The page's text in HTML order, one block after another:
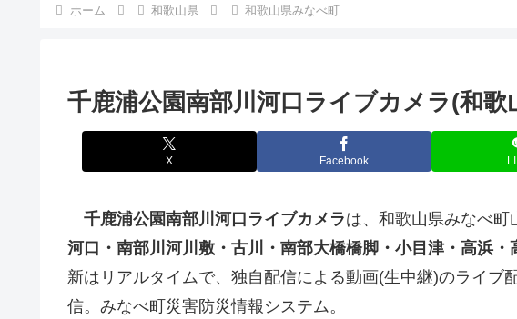
ホーム 和歌山県 和歌山県みなべ町
千鹿浦公園南部川河口ライブカメラ(和歌
X Facebook
千鹿浦公園南部川河口ライブカメラは、和歌山県みなべ町
河口・南部川河川敷・古川・南部大橋橋脚・小目津・高浜・
新はリアルタイムで、独自配信による動画(生中継)のライブ
信。みなべ町災害防災情報システム。